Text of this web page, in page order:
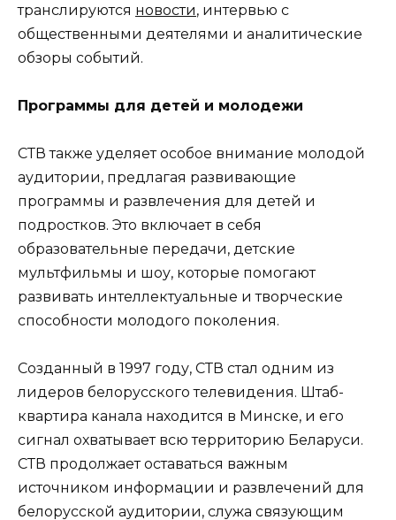
транслируются новости, интервью с
общественными деятелями и аналитические
обзоры событий.
Программы для детей и молодежи
СТВ также уделяет особое внимание молодой
аудитории, предлагая развивающие
программы и развлечения для детей и
подростков. Это включает в себя
образовательные передачи, детские
мультфильмы и шоу, которые помогают
развивать интеллектуальные и творческие
способности молодого поколения.
Созданный в 1997 году, СТВ стал одним из
лидеров белорусского телевидения. Штаб-
квартира канала находится в Минске, и его
сигнал охватывает всю территорию Беларуси.
СТВ продолжает оставаться важным
источником информации и развлечений для
белорусской аудитории, служа связующим